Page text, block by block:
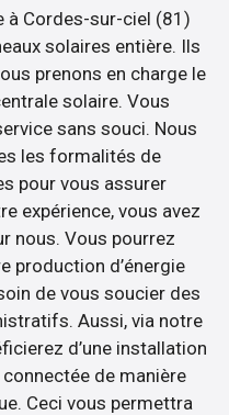
à Cordes-sur-ciel (81)
solaires entière. Ils
prenons en charge le
solaire. Vous
sans souci. Nous
les formalités de
pour vous assurer
expérience, vous avez
nous. Vous pourrez
production d’énergie
de vous soucier des
Aussi, via notre
d’une installation
de manière
Ceci vous permettra